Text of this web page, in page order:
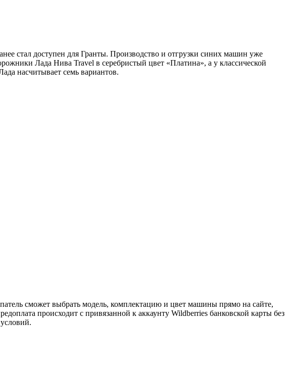
стал доступен для Гранты. Производство и отгрузки синих машин уже
Лада Нива Travel в серебристый цвет «Платина», а у классической
насчитывает семь вариантов.
сможет выбрать модель, комплектацию и цвет машины прямо на сайте,
происходит с привязанной к аккаунту Wildberries банковской карты без